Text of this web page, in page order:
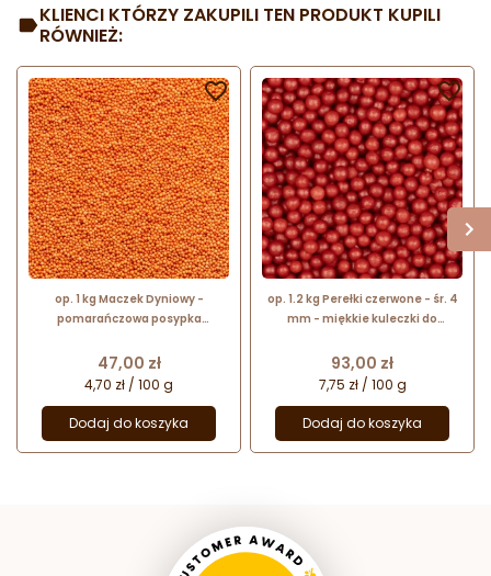
KLIENCI KTÓRZY ZAKUPILI TEN PRODUKT KUPILI
RÓWNIEŻ:
op. 1 kg Maczek Dyniowy -
pomarańczowa posypka
cukrowe, śr. 2 mm
Cena
47,00 zł
4,70 zł / 100 g
Dodaj do koszyka

op. 1.2 kg Perełki czerwone - śr. 4
mm - miękkie kuleczki do
097469 Barbara Decor
Cena
93,00 zł
7,75 zł / 100 g
Dodaj do koszyka
